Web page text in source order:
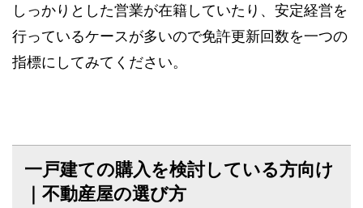
しっかりとした営業が在籍していたり、安定経営を
行っているケースが多いので免許更新回数を一つの
指標にしてみてください。
一戸建ての購入を検討している方向け
｜不動産屋の選び方